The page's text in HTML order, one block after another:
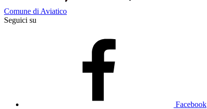
Comune di Aviatico
Seguici su
Facebook